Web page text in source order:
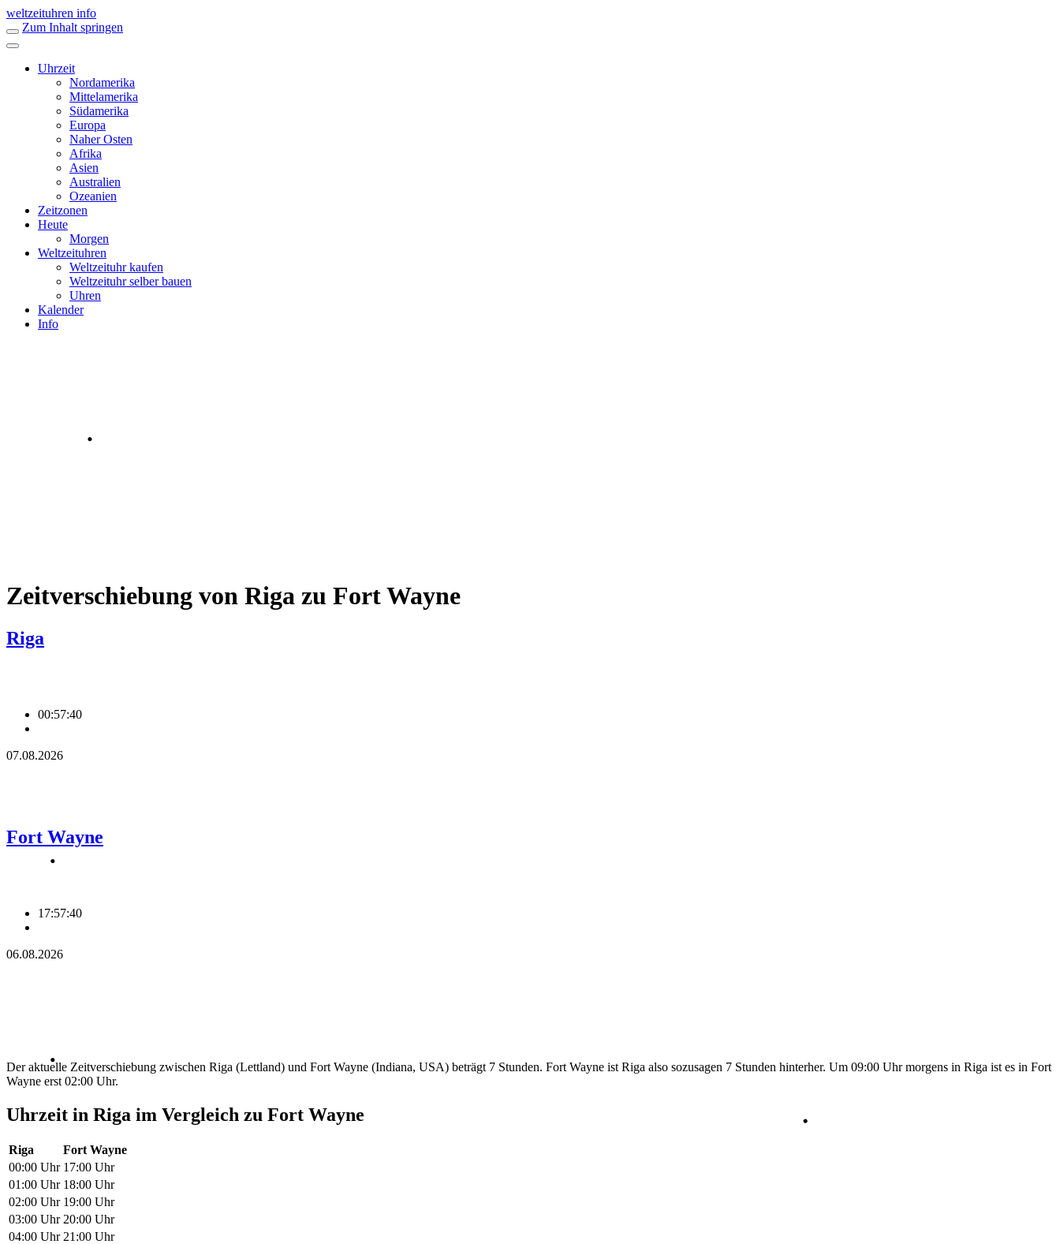
weltzeituhren info
Zum Inhalt springen
Uhrzeit
Nordamerika
Mittelamerika
Südamerika
Europa
Naher Osten
Afrika
Asien
Australien
Ozeanien
Zeitzonen
Heute
Morgen
Weltzeituhren
Weltzeituhr kaufen
Weltzeituhr selber bauen
Uhren
Kalender
Info
Zeitverschiebung von Riga zu Fort Wayne
Riga
00:57:41
07.08.2026
Fort Wayne
17:57:41
06.08.2026
Der aktuelle Zeitverschiebung zwischen Riga (Lettland) und Fort Wayne (Indiana, USA) beträgt 7 Stunden. Fort Wayne ist Riga also sozusagen 7 Stunden hinterher. Um 09:00 Uhr morgens in Riga ist es in Fort
Wayne erst 02:00 Uhr.
Uhrzeit in Riga im Vergleich zu Fort Wayne
Riga
Fort Wayne
00:00 Uhr 17:00 Uhr
01:00 Uhr 18:00 Uhr
02:00 Uhr 19:00 Uhr
03:00 Uhr 20:00 Uhr
04:00 Uhr 21:00 Uhr